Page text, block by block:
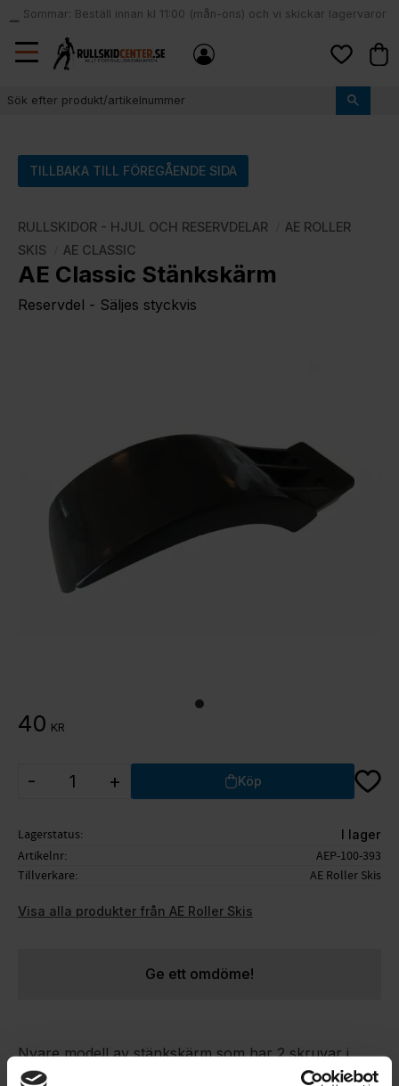
Meny
local_shipping
Sommar: Beställ innan kl 11:00 (mån-ons) och vi skickar lagervaror
samma dag
TILLBAKA TILL FÖREGÅENDE SIDA
RULLSKIDOR - HJUL OCH RESERVDELAR
AE ROLLER
SKIS
AE CLASSIC
AE Classic Stänkskärm
Reservdel - Säljes styckvis
40 KR
+
- Köp Lägg
Lagerstatus I lager
Artikelnr
AEP-100-393
Tillverkare
AE Roller Skis
Visa alla produkter från AE Roller Skis
Ge ett omdöme!
Nyare modell av stänkskärm som har 2 skruvar i
stället för 1 skruv. Om du har skärmar på dina AE